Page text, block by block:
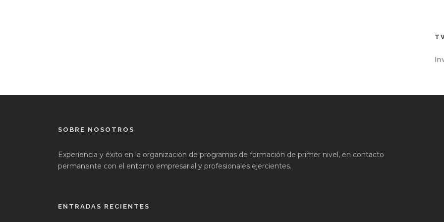
SOBRE NOSOTROS
Experiencia y éxito en la organización de programas de formación de primer nivel, en contacto
permanente con el entorno empresarial y profesionales ejercientes.
ENTRADAS RECIENTES